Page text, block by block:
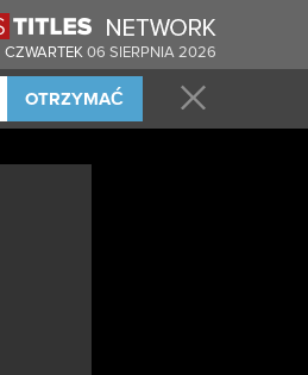
CZWARTEK06 SIERPNIA 2026
OTRZYMAĆ